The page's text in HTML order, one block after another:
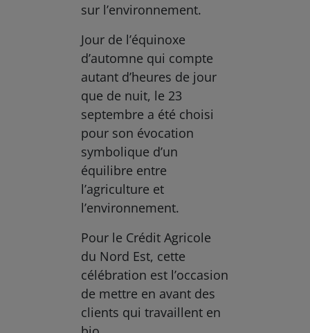
sur l’environnement.
Jour de l’équinoxe
d’automne qui compte
autant d’heures de jour
que de nuit, le 23
septembre a été choisi
pour son évocation
symbolique d’un
équilibre entre
l’agriculture et
l’environnement.
Pour le Crédit Agricole
du Nord Est, cette
célébration est l’occasion
de mettre en avant des
clients qui travaillent en